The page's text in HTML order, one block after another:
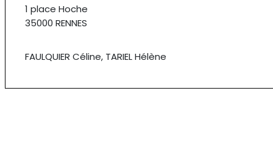
1 place Hoche
35000 RENNES
FAULQUIER Céline, TARIEL Hélène